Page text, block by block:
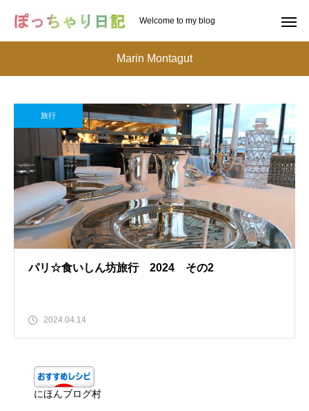
Welcome to my blog
Marin Montagut
旅行
パリ☆食いしん坊旅行 2024 その2
2024.04.14
にほんブログ村